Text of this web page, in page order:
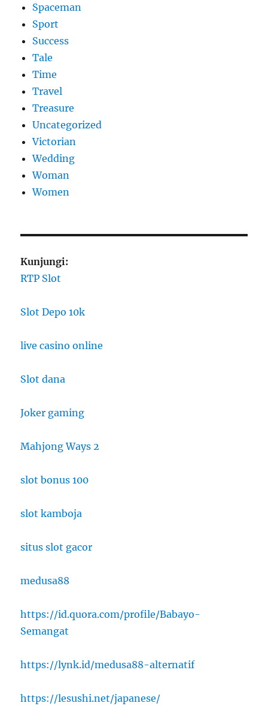
Spaceman
Sport
Success
Tale
Time
Travel
Treasure
Uncategorized
Victorian
Wedding
Woman
Women
Kunjungi:
RTP Slot
Slot Depo 10k
live casino online
Slot dana
Joker gaming
Mahjong Ways 2
slot bonus 100
slot kamboja
situs slot gacor
medusa88
https://id.quora.com/profile/Babayo-
Semangat
https://lynk.id/medusa88-alternatif
https://lesushi.net/japanese/